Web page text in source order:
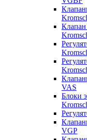
Клапан
VAS
Блоки
VGP